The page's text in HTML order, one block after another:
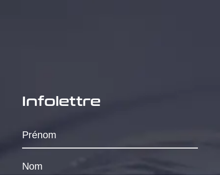
Infolettre